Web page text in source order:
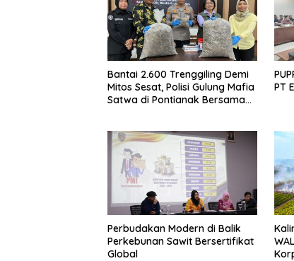
Bantai 2.600 Trenggiling Demi
Mitos Sesat, Polisi Gulung Mafia
Satwa di Pontianak Bersama
PT
Perbudakan Modern di Balik
Perkebunan Sawit Bersertifikat
Global